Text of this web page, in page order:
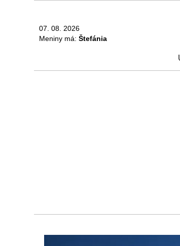
07. 08. 2026
Meniny má: Štefánia